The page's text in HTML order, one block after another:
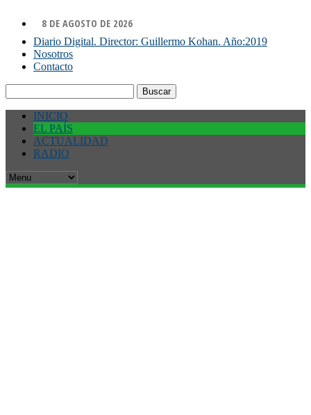
8 DE AGOSTO DE 2026
Diario Digital. Director: Guillermo Kohan. Año:2019
Nosotros
Contacto
INICIO
EL PAÍS
ACTUALIDAD
RADIO